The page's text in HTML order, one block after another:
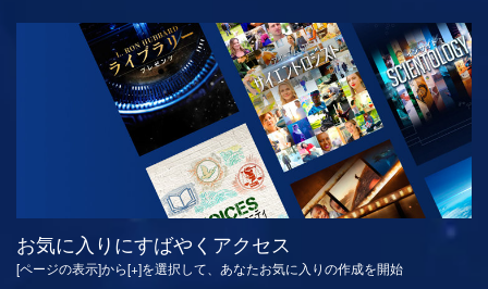
観る シリーズを探求
お気に入りにすばやくアクセス
[ページの表示]から[+]を選択して、あなたお気に入りの作成を開始